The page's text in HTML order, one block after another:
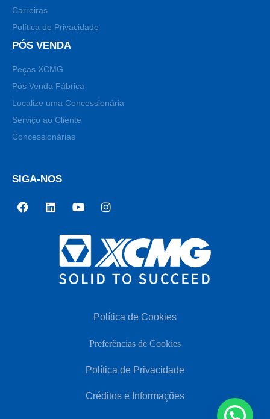
Carreiras
Política de Privacidade
PÓS VENDA
Peças XCMG
Pós Venda Fábrica
Localize uma Concessionária
Serviço ao Cliente
Concessionárias
SIGA-NOS
Política de Cookies
Preferências de Cookies
Política de Privacidade
Créditos e Informações